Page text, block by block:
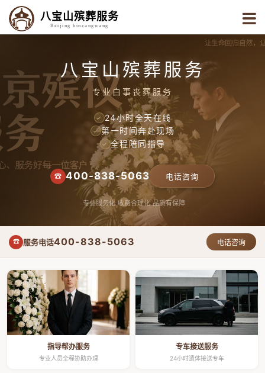
八宝山殡葬服务
Beijing binzangwang
八宝山殡葬服务
专业白事丧葬服务
✓ 24小时全天在线
✓ 第一时间奔赴现场
✓ 全程陪同指导
☎ 400-838-5063 电话咨询
专业服务化 收费合理化 品质有保障
☎ 服务电话400-838-5063 电话咨询
指导帮办服务
专业人员全程协助办理
专车接送服务
24小时遗体接送专车